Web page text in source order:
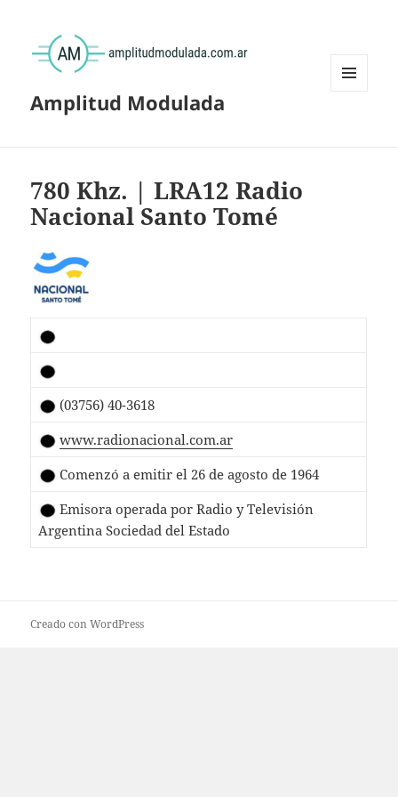
Amplitud Modulada
780 Khz. | LRA12 Radio
Nacional Santo Tomé
(03756) 40-3618
www.radionacional.com.ar
Comenzó a emitir el 26 de agosto de 1964
Emisora operada por Radio y Televisión
Argentina Sociedad del Estado
Creado con WordPress